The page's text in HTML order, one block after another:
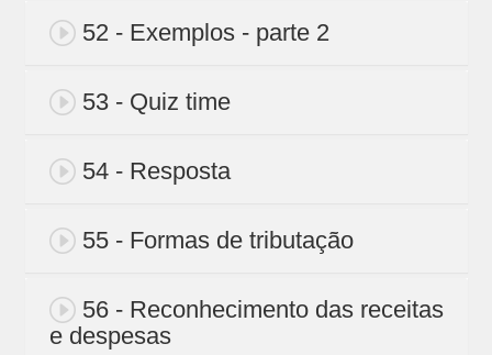
52 - Exemplos - parte 2
53 - Quiz time
54 - Resposta
55 - Formas de tributação
56 - Reconhecimento das receitas
e despesas